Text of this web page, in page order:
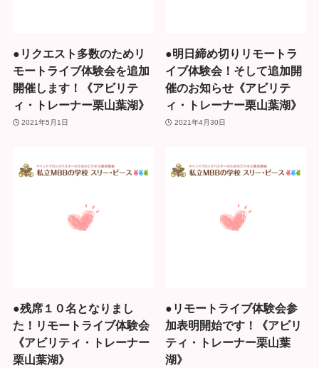
●リクエスト多数のためリ
モートライブ体験会を追加
開催します！《アビリテ
ィ・トレーナー栗山葉湖》
2021年5月1日
●明日締め切りリモートラ
イブ体験会！そして追加開
催のお知らせ《アビリテ
ィ・トレーナー栗山葉湖》
2021年4月30日
●残席１０名となりまし
た！リモートライブ体験会
《アビリティ・トレーナー
栗山葉湖》
●リモートライブ体験会参
加表明開始です！《アビリ
ティ・トレーナー栗山葉
湖》